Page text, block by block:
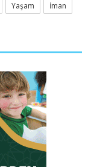
Yaşam İman